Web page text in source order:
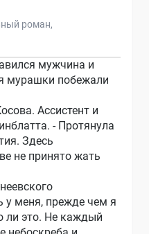
роман
мужчина и
мурашки побежали
Ассистент и
- Протянула
Здесь
не принято жать
у меня, прежде чем я
ли это. Не каждый